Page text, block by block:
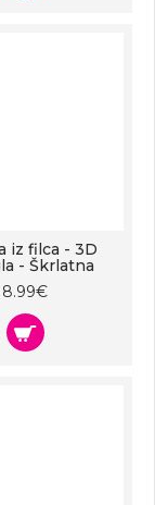
iz filca - 3D
- Škrlatna
8.99€